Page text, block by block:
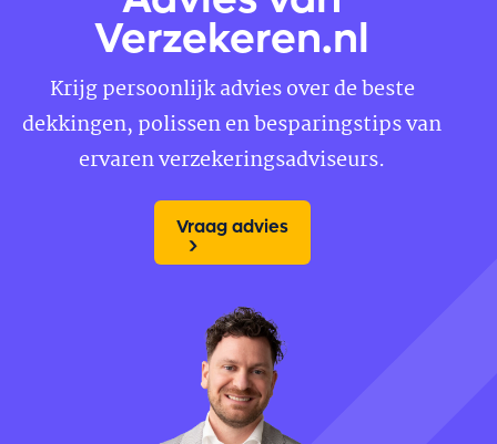
Verzekeren.nl
Krijg persoonlijk advies over de beste
dekkingen, polissen en besparingstips van
ervaren verzekeringsadviseurs.
Vraag advies